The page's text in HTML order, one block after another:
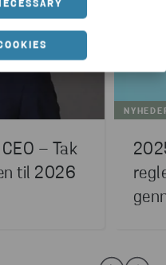
– Tak
til 2026